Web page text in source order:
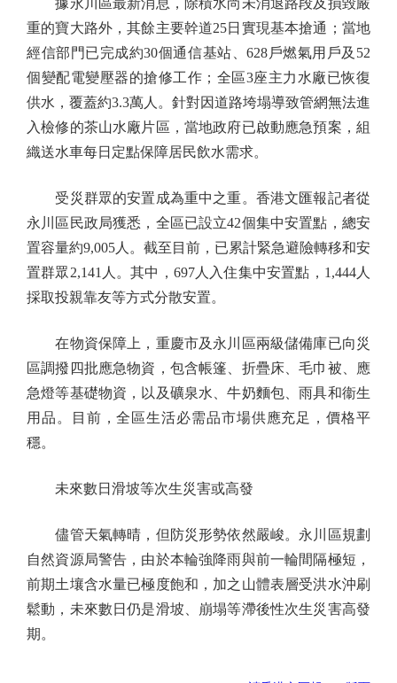
重的寶大路外，其餘主要幹道25日實現基本搶通；當地
經信部門已完成約30個通信基站、628戶燃氣用戶及52
個變配電變壓器的搶修工作；全區3座主力水廠已恢復
供水，覆蓋約3.3萬人。針對因道路垮塌導致管網無法進
入檢修的茶山水廠片區，當地政府已啟動應急預案，組
織送水車每日定點保障居民飲水需求。
受災群眾的安置成為重中之重。香港文匯報記者從
永川區民政局獲悉，全區已設立42個集中安置點，總安
置容量約9,005人。截至目前，已累計緊急避險轉移和安
置群眾2,141人。其中，697人入住集中安置點，1,444人
採取投親靠友等方式分散安置。
在物資保障上，重慶市及永川區兩級儲備庫已向災
區調撥四批應急物資，包含帳篷、折疊床、毛巾被、應
急燈等基礎物資，以及礦泉水、牛奶麵包、雨具和衞生
用品。目前，全區生活必需品市場供應充足，價格平
穩。
未來數日滑坡等次生災害或高發
儘管天氣轉晴，但防災形勢依然嚴峻。永川區規劃
自然資源局警告，由於本輪強降雨與前一輪間隔極短，
前期土壤含水量已極度飽和，加之山體表層受洪水沖刷
鬆動，未來數日仍是滑坡、崩塌等滯後性次生災害高發
期。